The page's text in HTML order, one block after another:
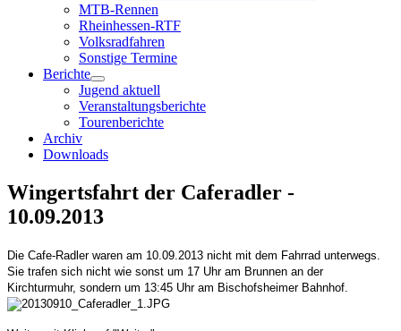
MTB-Rennen
Rheinhessen-RTF
Volksradfahren
Sonstige Termine
Berichte
Jugend aktuell
Veranstaltungsberichte
Tourenberichte
Archiv
Downloads
Wingertsfahrt der Caferadler -
10.09.2013
Die Cafe-Radler waren am 10.09.2013 nicht mit dem Fahrrad unterwegs.
Sie trafen sich nicht wie sonst um 17 Uhr am Brunnen an der
Kirchturmuhr, sondern um 13:45 Uhr am Bischofsheimer Bahnhof.